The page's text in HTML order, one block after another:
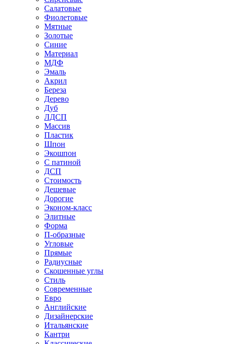
Салатовые
Фиолетовые
Мятные
Золотые
Синие
Материал
МДФ
Эмаль
Акрил
Береза
Дерево
Дуб
ЛДСП
Массив
Пластик
Шпон
Экошпон
С патиной
ДСП
Стоимость
Дешевые
Дорогие
Эконом-класс
Элитные
Форма
П-образные
Угловые
Прямые
Радиусные
Скошенные углы
Стиль
Современные
Евро
Английские
Дизайнерские
Итальянские
Кантри